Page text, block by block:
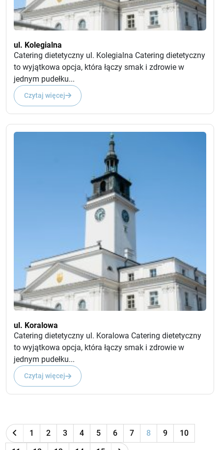
ul. Kolegialna
Catering dietetyczny ul. Kolegialna Catering dietetyczny
to wyjątkowa opcja, która łączy smak i zdrowie w
jednym pudełku...
Czytaj więcej
ul. Koralowa
Catering dietetyczny ul. Koralowa Catering dietetyczny
to wyjątkowa opcja, która łączy smak i zdrowie w
jednym pudełku...
Czytaj więcej
1 2 3 4 5 6 7 8 9
10